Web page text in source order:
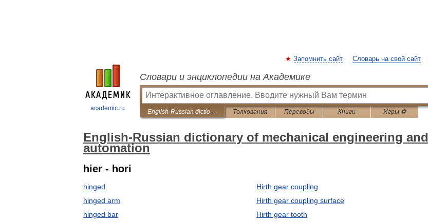
academic.ru
Запомнить сайт Словарь на свой сайт
Словари и энциклопедии на Академике
English-Russian dictionary of mechanical engineering and automation Толкования Переводы Книги Игры ⚽
English-Russian dictionary of mechanical engineering and
automation
hier - hori
hinged
hinged arm
hinged bar
Hirth gear coupling
Hirth gear coupling surface
Hirth gear tooth